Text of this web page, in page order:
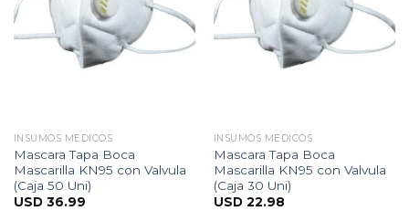
INSUMOS MEDICOS
Mascara Tapa Boca
Mascarilla KN95 con Valvula
(Caja 50 Uni)
USD 36.99
INSUMOS MEDICOS
Mascara Tapa Boca
Mascarilla KN95 con Valvula
(Caja 30 Uni)
USD 22.98